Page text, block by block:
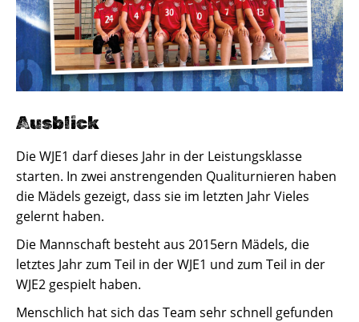
Ausblick
Die WJE1 darf dieses Jahr in der Leistungsklasse
starten. In zwei anstrengenden Qualiturnieren haben
die Mädels gezeigt, dass sie im letzten Jahr Vieles
gelernt haben.
Die Mannschaft besteht aus 2015ern Mädels, die
letztes Jahr zum Teil in der WJE1 und zum Teil in der
WJE2 gespielt haben.
Menschlich hat sich das Team sehr schnell gefunden